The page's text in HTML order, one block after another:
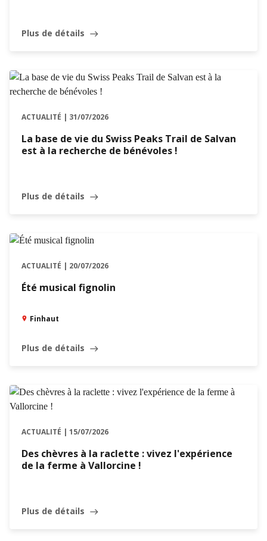
Plus de détails east
ACTUALITÉ | 31/07/2026
La base de vie du Swiss Peaks Trail de Salvan
est à la recherche de bénévoles !
Plus de détails east
ACTUALITÉ | 20/07/2026
Été musical fignolin
Finhaut
Plus de détails east
ACTUALITÉ | 15/07/2026
Des chèvres à la raclette : vivez l'expérience
de la ferme à Vallorcine !
Plus de détails east